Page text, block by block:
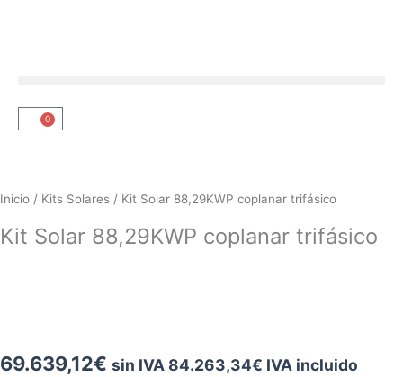
0
Carrito
Inicio / Kits Solares / Kit Solar 88,29KWP coplanar trifásico
Kit Solar 88,29KWP coplanar trifásico
69.639,12€ sin IVA 84.263,34€ IVA incluido